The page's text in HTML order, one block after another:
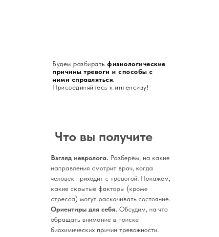
Будем разбирать физиологические
причины тревоги и способы с
ними справляться
Присоединяйтесь к интенсиву!
Взгляд невролога. Разберём, на какие
направления смотрит врач, когда
человек приходит с тревогой. Покажем,
какие скрытые факторы (кроме
стресса) могут раскачивать состояние.
Ориентиры для себя. Обсудим, на что
обращать внимание в поиске
биохимических причин тревожности.
Что вы получите